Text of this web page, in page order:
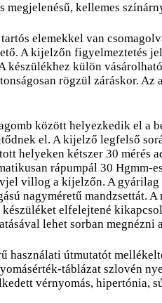
kellemes
elemekkel van
A kijelzőn figyelmeztetés
készülékhez külön
rögzül záráskor.
között helyezkedik el a
el. A kijelző legfelső
helyeken kétszer 30 mérés
rápumpál 30 Hgmm-
villog a kijelzőn. A
nagyméretű mandzsettát.
elfelejtené
lehet sorban megnézni
útmutatót
táblázat szlovén
vérnyomás, hipertónia,